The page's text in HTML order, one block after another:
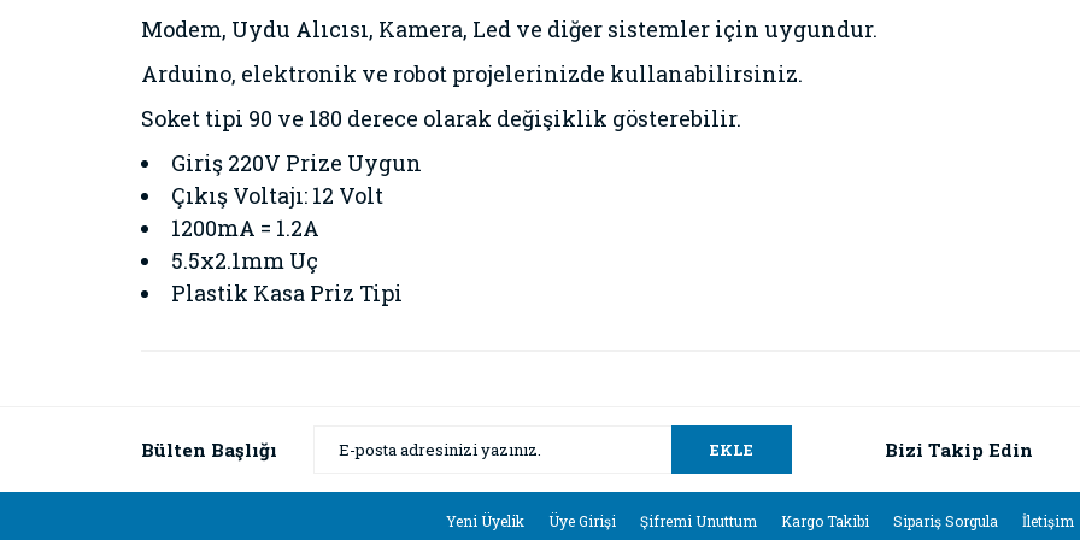
Modem, Uydu Alıcısı, Kamera, Led ve diğer sistemler için uygundur.
Arduino, elektronik ve robot projelerinizde kullanabilirsiniz.
Soket tipi 90 ve 180 derece olarak değişiklik gösterebilir.
Giriş 220V Prize Uygun
Çıkış Voltajı: 12 Volt
1200mA = 1.2A
5.5x2.1mm Uç
Plastik Kasa Priz Tipi
Ürün resmi kalitesiz, bozuk veya görüntülenemiyor.
Bülten Başlığı EKLE Bizi Takip Edin
Yeni Üyelik Üye Girişi Şifremi Unuttum Kargo Takibi Sipariş Sorgula İletişim